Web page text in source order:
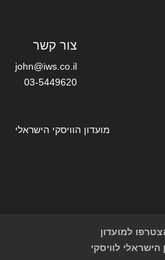
צור קשר
john@iws.co.il
03-5449620
מועדון הוויסקי הישראלי
למועדון
הישראלי לוויסקי